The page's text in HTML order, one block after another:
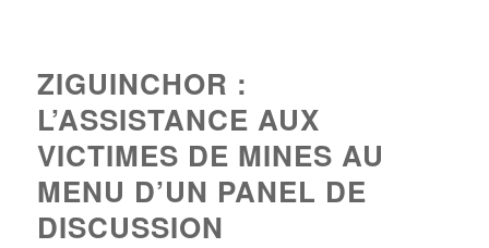
ZIGUINCHOR :
L’ASSISTANCE AUX
VICTIMES DE MINES AU
MENU D’UN PANEL DE
DISCUSSION